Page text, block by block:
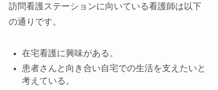
訪問看護ステーションに向いている看護師は以下
の通りです。
在宅看護に興味がある。
患者さんと向き合い自宅での生活を支えたいと
考えている。